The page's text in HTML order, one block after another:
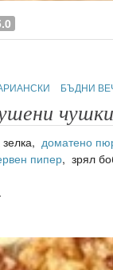
БЪДНИ
доматено
пипер, зрял
.